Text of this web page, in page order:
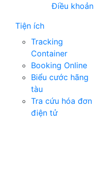
Điều khoản
Tiện ích
Tracking
Container
Booking Online
Biểu cước hãng
tàu
Tra cứu hóa đơn
điện tử